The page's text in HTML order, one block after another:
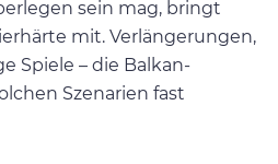
sein mag, bringt
mit. Verlängerungen,
Spiele – die Balkan-
Szenarien fast